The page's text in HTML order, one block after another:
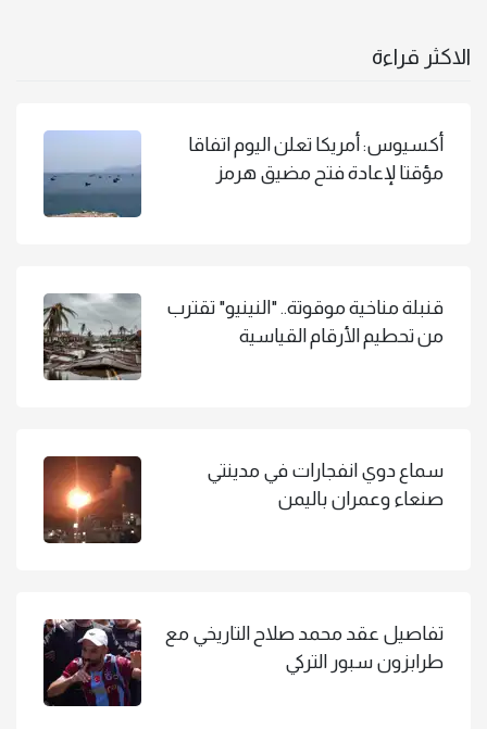
الاكثر قراءة
أكسيوس: أمريكا تعلن اليوم اتفاقا
مؤقتا لإعادة فتح مضيق هرمز
قنبلة مناخية موقوتة.. "النينيو" تقترب
من تحطيم الأرقام القياسية
سماع دوي انفجارات في مدينتي
صنعاء وعمران باليمن
تفاصيل عقد محمد صلاح التاريخي مع
طرابزون سبور التركي